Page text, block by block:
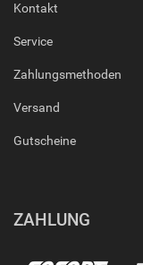
Kontakt
Service
Zahlungsmethoden
Versand
Gutscheine
ZAHLUNG